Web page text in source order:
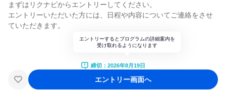
まずはリクナビからエントリーしてください。
エントリーいただいた方には、日程や内容についてご連絡をさせ
ていただきます。
エントリーするとプログラムの詳細案内を
受け取れるようになります
締切：2026年8月19日
エントリー画面へ